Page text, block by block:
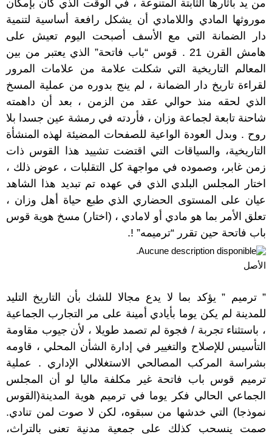
من يد بآثارها الثابتة المتنوعة ، في الوقت الذي كان بإمكان
موروثها المادي واللامادي أن يشكل رافعة أساسية لتنمية
دار الضمانة التي مع الأسف أصبحت اليوم تعيش على
هامش القرن 21 . قوس “باب فاتحة” الذي يعتبر من بين
المعالم التاريخية التي شكلت علامة من علامات المرور
لقراءة تاريخ دار الضمانة ، لم ينج بدوره من عملية المسخ
الذي لحقه منذ حوالي عقد من الزمن ، بعد أن داهمته
شاحنة تابعة لجماعة وزان ، فأردته في رمشة عين جسدا بلا
روح . وبدل العودة الواعية للصفحات المضيئة لهذه المنشأة
التاريخية، والسياقات التي اقتضت تشييد هذا القوس ذات
زمن غابر، وصموده في مواجهة كل التقلبات ، عوض ذلك ،
اختار المجلس البلدي الذي في عهده تم تبديد هذا الشاهد
عيان على المستوى الحضاري الذي طبع حياة أهل وزان ،
تعلق الأمر بما هو مادي أو لامادي ، (اختار) مسخ هوية قوس
باب فاتحة حين تقرر “ترميمه” !.
الأصل
” ترميم ” يؤكد بما لا يدع مجالا للشك بأن التاريخ التليد
للمدينة لم يكن يوما بأيادي أمينة على مر التجارب الجماعية
، باستثناء تجربة / فجوة لم تصمد طويلا ، لأن جيوب مقاومة
التأسيس للإصلاح والتغيير في إدارة الشأن المحلي ، قاومه
بشراسة المركب المصالحي الاستغلالي الإداري . عملية
ترميم قوس باب فاتحة غير مكلفة ماليا لو أن المجلس
الجماعي الحالي فكر يوما في ترميم هوية المدينة(القوس
نموذجا) التي خدشها من سبقوه، لكن لا صوت لمن تنادي.
صمت ينسحب كذلك على جمعية مدنية تعنى بالتراث،